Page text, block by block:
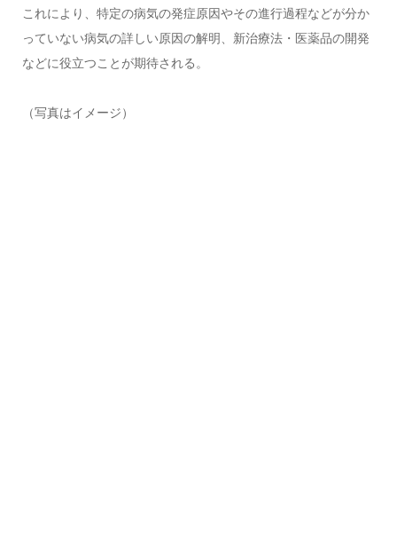
これにより、特定の病気の発症原因やその進行過程などが分か
っていない病気の詳しい原因の解明、新治療法・医薬品の開発
などに役立つことが期待される。
（写真はイメージ）